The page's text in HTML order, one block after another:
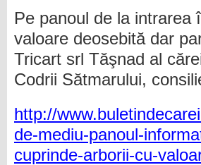
Pe panoul de la
valoare deosebită dar
Tricart srl Tăşnad al
Codrii Sătmarului,
http://
de-mediu-panoul-
cuprinde-arborii-cu-